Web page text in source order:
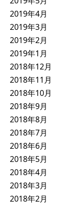
2019年4月
2019年3月
2019年2月
2019年1月
2018年12月
2018年11月
2018年10月
2018年9月
2018年8月
2018年7月
2018年6月
2018年5月
2018年4月
2018年3月
2018年2月